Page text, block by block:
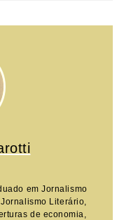
em Jornalismo
Literário,
de economia,